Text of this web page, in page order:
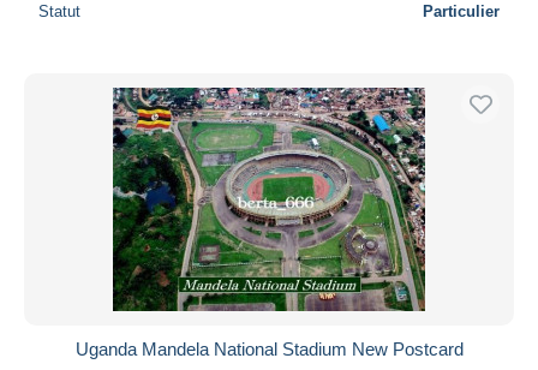
Statut Particulier
Uganda Mandela National Stadium New Postcard